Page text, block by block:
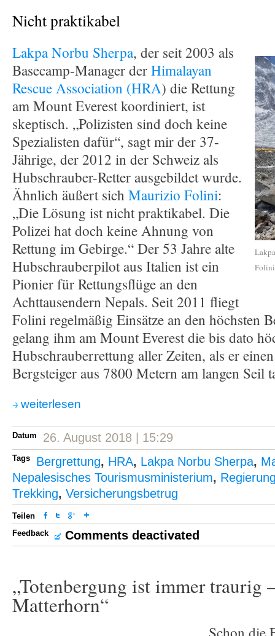
Nicht praktikabel
Folini
Lakpa Norbu Sherpa, der seit 2003 als
Basecamp-Manager derHimalayan
Rescue Association (HRA) die Rettung
am Mount Everest koordiniert, ist
skeptisch. „Polizisten sind doch keine
Spezialisten dafür“, sagt mir der 37-
Jährige, der 2012 in der Schweiz als
Hubschrauber-Retter ausgebildet wurde.
Ähnlich äußert sich Maurizio Folini:
„Die Lösung ist nicht praktikabel. Die
Polizei hat doch keine Ahnung von
Rettung im Gebirge.“ Der 53 Jahre alte
Hubschrauberpilot aus Italien ist ein
Pionier für Rettungsflüge an den
Achttausendern Nepals. Seit 2011 fliegt
Folini regelmäßig Einsätze an den höchsten
gelang ihm am Mount Everest die bis dato
Hubschrauberrettung aller Zeiten, als er
Bergsteiger aus 7800 Metern am langen Seil
weiterlesen
Datum 26. August 2018 | 15:29
Tags Bergrettung, HRA, Lakpa Norbu Sherpa,
Nepalesisches Tourismusministerium,
Trekking, Versicherungsbetrug
Teilen
Feedback
Comments deactivated
„Totenbergung ist immer traurig
Matterhorn“